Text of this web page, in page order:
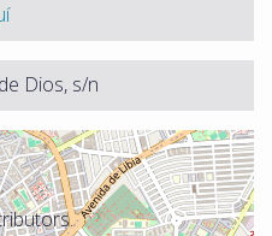
Dios, s/n